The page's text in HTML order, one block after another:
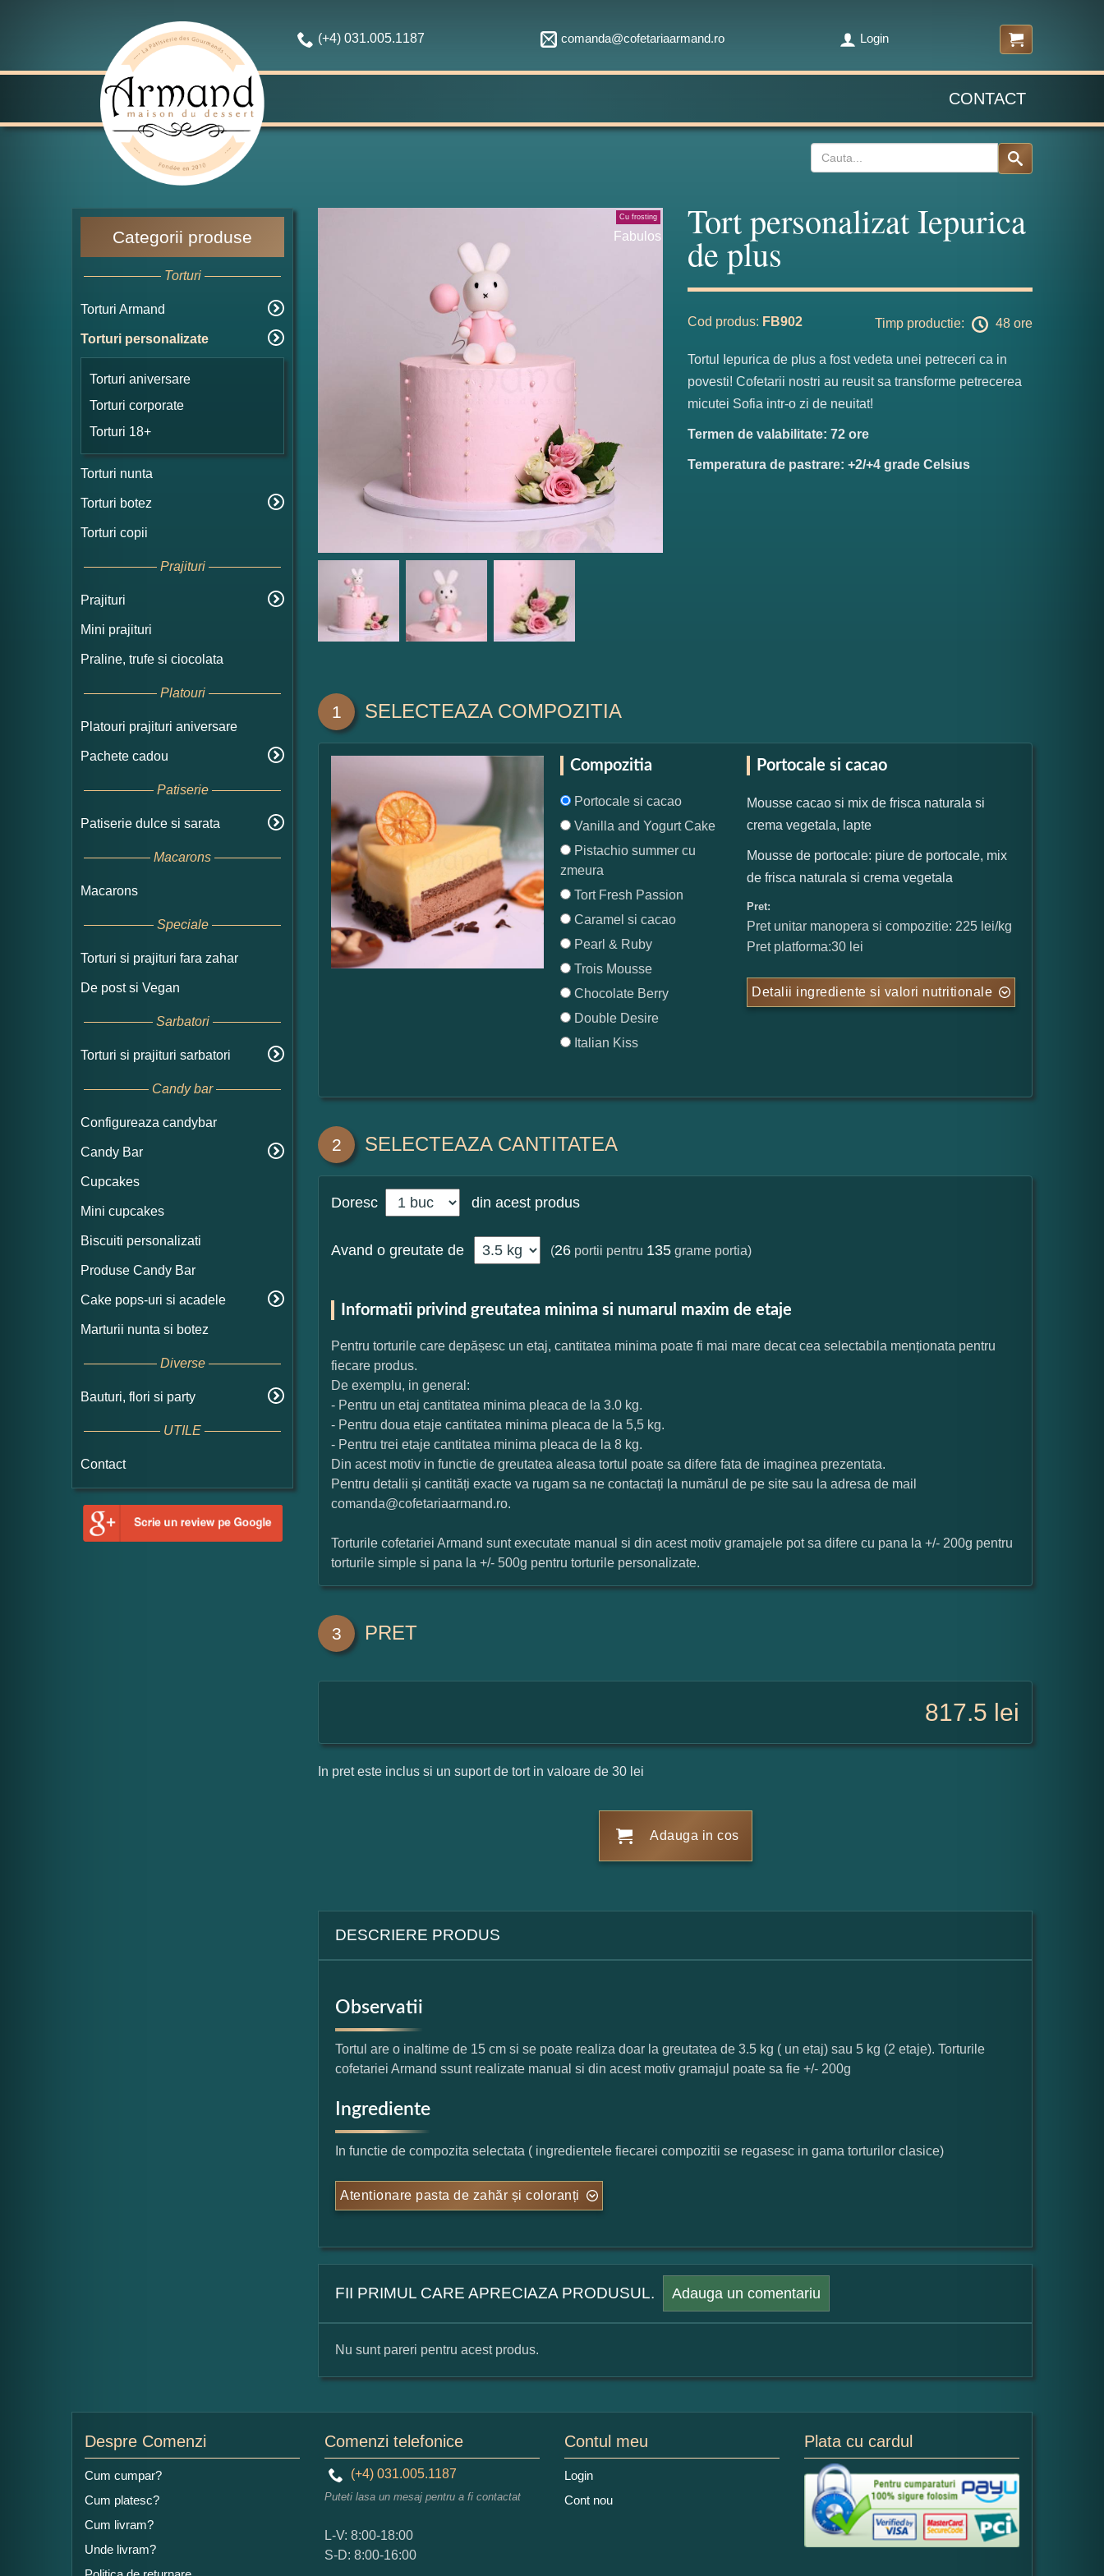
(+4) 031.005.1187 comanda@cofetariaarmand.ro Login
CONTACT
Categorii produse
Torturi
Torturi Armand
Torturi personalizate
Torturi aniversare
Torturi corporate
Torturi 18+
Torturi nunta
Torturi botez
Torturi copii
Prajituri
Prajituri
Mini prajituri
Praline, trufe si ciocolata
Platouri
Platouri prajituri aniversare
Pachete cadou
Patiserie
Patiserie dulce si sarata
Macarons
Macarons
Speciale
Torturi si prajituri fara zahar
De post si Vegan
Sarbatori
Torturi si prajituri sarbatori
Candy bar
Configureaza candybar
Candy Bar
Cupcakes
Mini cupcakes
Biscuiti personalizati
Produse Candy Bar
Cake pops-uri si acadele
Marturii nunta si botez
Diverse
Bauturi, flori si party
UTILE
Contact
Cu frosting
Fabulos Tort personalizat Iepurica
de plus
Cod produs: FB902 Timp productie: 48 ore
Tortul Iepurica de plus a fost vedeta unei petreceri ca in
povesti! Cofetarii nostri au reusit sa transforme petrecerea
micutei Sofia intr-o zi de neuitat!
Termen de valabilitate: 72 ore
Temperatura de pastrare: +2/+4 grade Celsius
1 SELECTEAZA COMPOZITIA
Compozitia
Portocale si cacao
Vanilla and Yogurt Cake
Pistachio summer cu
zmeura
Tort Fresh Passion
Caramel si cacao
Pearl & Ruby
Trois Mousse
Chocolate Berry
Double Desire
Italian Kiss
Portocale si cacao
Mousse cacao si mix de frisca naturala si
crema vegetala, lapte
Mousse de portocale: piure de portocale, mix
de frisca naturala si crema vegetala
Pret:
Pret unitar manopera si compozitie: 225 lei/kg
Pret platforma:30 lei
Detalii ingrediente si valori nutritionale
2 SELECTEAZA CANTITATEA
Doresc din acest produs
Avand o greutate de (26 portii pentru 135 grame portia)
Informatii privind greutatea minima si numarul maxim de etaje
Pentru torturile care depășesc un etaj, cantitatea minima poate fi mai mare decat cea selectabila menționata pentru
fiecare produs.
De exemplu, in general:
- Pentru un etaj cantitatea minima pleaca de la 3.0 kg.
- Pentru doua etaje cantitatea minima pleaca de la 5,5 kg.
- Pentru trei etaje cantitatea minima pleaca de la 8 kg.
Din acest motiv in functie de greutatea aleasa tortul poate sa difere fata de imaginea prezentata.
Pentru detalii și cantități exacte va rugam sa ne contactați la numărul de pe site sau la adresa de mail
comanda@cofetariaarmand.ro.
Torturile cofetariei Armand sunt executate manual si din acest motiv gramajele pot sa difere cu pana la +/- 200g pentru
torturile simple si pana la +/- 500g pentru torturile personalizate.
3 PRET
817.5 lei
In pret este inclus si un suport de tort in valoare de 30 lei
Adauga in cos
DESCRIERE PRODUS
Observatii
Tortul are o inaltime de 15 cm si se poate realiza doar la greutatea de 3.5 kg ( un etaj) sau 5 kg (2 etaje). Torturile
cofetariei Armand ssunt realizate manual si din acest motiv gramajul poate sa fie +/- 200g
Ingrediente
In functie de compozita selectata ( ingredientele fiecarei compozitii se regasesc in gama torturilor clasice)
Atentionare pasta de zahăr și coloranți
FII PRIMUL CARE APRECIAZA PRODUSUL. Adauga un comentariu
Numele dumneavoastra:
Adaugati o parere despre acest produs:
Nu sunt pareri pentru acest produs.
Despre Comenzi
Cum cumpar?
Cum platesc?
Cum livram?
Unde livram?
Comenzi telefonice
(+4) 031.005.1187
Puteti lasa un mesaj pentru a fi contactat
L-V: 8:00-18:00
S-D: 8:00-16:00
Contul meu
Login
Cont nou
Plata cu cardul